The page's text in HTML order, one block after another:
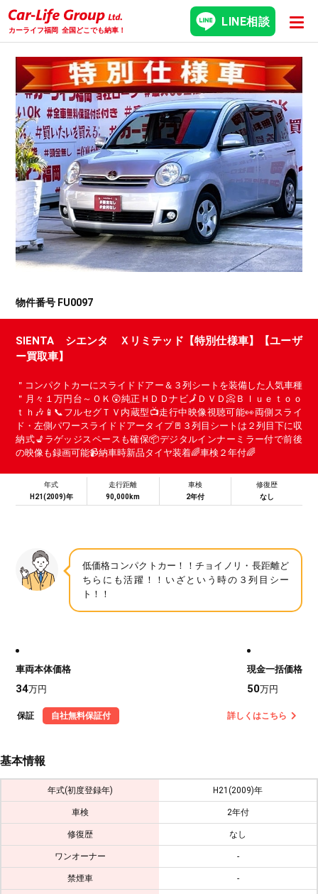
カーライフ福岡 全国どこでも納車！
LINE相談
物件番号 FU0097
SIENTA シエンタ Ｘリミテッド【特別仕様車】【ユーザ
ー買取車】
＂コンパクトカーにスライドドアー＆３列シートを装備した人気車種
＂月々１万円台～ＯＫ😲純正ＨＤＤナビ🗾ＤＶＤ📀Ｂｌｕｅｔｏｏ
ｔｈ🎶📱📞フルセグＴＶ内蔵型📺走行中映像視聴可能👀両側スライ
ド・左側パワースライドドアータイプ🚪３列目シートは２列目下に収
納式💺ラゲッジスペースも確保📦デジタルインナーミラー付で前後
の映像も録画可能📹納車時新品タイヤ装着🌈車検２年付🌈
年式
H21(2009)年
走行距離
90,000km
車検
2年付
修復歴
なし
低価格コンパクトカー！！チョイノリ・長距離ど
ちらにも活躍！！いざという時の３列目シー
ト！！
車両本体価格
34万円
現金一括価格
50万円
保証 自社無料保証付 詳しくはこちら
基本情報
年式(初度登録年) H21(2009)年
車検 2年付
修復歴 なし
ワンオーナー -
禁煙車 -